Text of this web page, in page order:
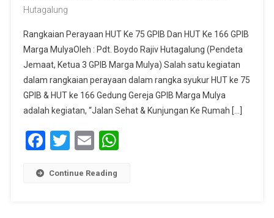
Hutagalung
Rangkaian Perayaan HUT Ke 75 GPIB Dan HUT Ke 166 GPIB
Marga MulyaOleh : Pdt. Boydo Rajiv Hutagalung (Pendeta
Jemaat, Ketua 3 GPIB Marga Mulya) Salah satu kegiatan
dalam rangkaian perayaan dalam rangka syukur HUT ke 75
GPIB & HUT ke 166 Gedung Gereja GPIB Marga Mulya
adalah kegiatan, “Jalan Sehat & Kunjungan Ke Rumah […]
Facebook
Twitter
EmailWhatsApp
Continue Reading